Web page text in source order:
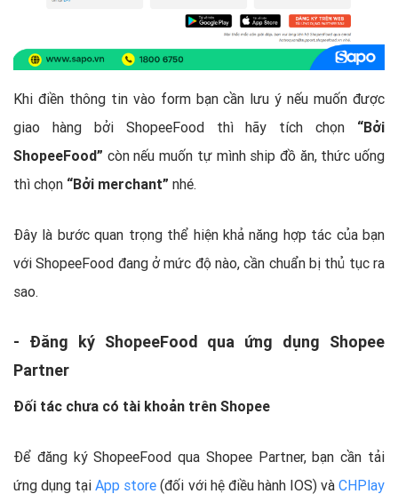
Khi điền thông tin vào form bạn cần lưu ý nếu muốn được
giao hàng bởi ShopeeFood thì hãy tích chọn “Bởi
ShopeeFood” còn nếu muốn tự mình ship đồ ăn, thức uống
thì chọn “Bởi merchant” nhé.
Đây là bước quan trọng thể hiện khả năng hợp tác của bạn
với ShopeeFood đang ở mức độ nào, cần chuẩn bị thủ tục ra
sao.
- Đăng ký ShopeeFood qua ứng dụng Shopee
Partner
Đối tác chưa có tài khoản trên Shopee
Để đăng ký ShopeeFood qua Shopee Partner, bạn cần tải
ứng dụng tạiApp store (đối với hệ điều hành IOS) vàCHPlay